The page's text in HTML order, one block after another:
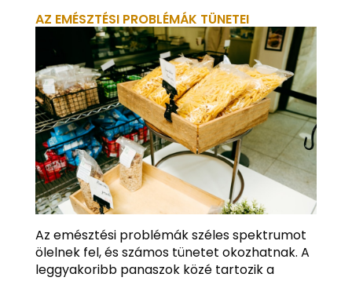
AZ EMÉSZTÉSI PROBLÉMÁK TÜNETEI
Az emésztési problémák széles spektrumot
ölelnek fel, és számos tünetet okozhatnak. A
leggyakoribb panaszok közé tartozik a